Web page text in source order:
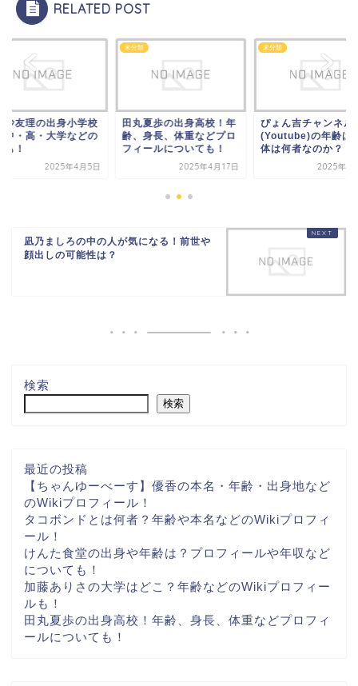
RELATED POST
沙友理の出身小学校
中・高・大学などの
！
2025年4月5日
未分類
田丸夏歩の出身高校！年
齢、身長、体重などプロ
フィールについても！
2025年4月17日
未分類
ぴょん吉チャンネル
(Youtube)の年齢は
体は何者なのか？
2025年3
凪乃ましろの中の人が気になる！前世や
顔出しの可能性は？
検索
検索
最近の投稿
【ちゃんゆーべーす】優香の本名・年齢・出身地など
のWikiプロフィール！
タコボンドとは何者？年齢や本名などのWikiプロフィ
ール！
けんた食堂の出身や年齢は？プロフィールや年収など
についても！
加藤ありさの大学はどこ？年齢などのWikiプロフィー
ルも！
田丸夏歩の出身高校！年齢、身長、体重などプロフィ
ールについても！